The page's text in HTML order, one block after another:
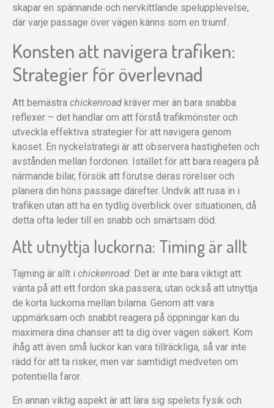
skapar en spännande och nervkittlande spelupplevelse,
där varje passage över vägen känns som en triumf.
Konsten att navigera trafiken:
Strategier för överlevnad
Att bemästra chickenroad kräver mer än bara snabba
reflexer – det handlar om att förstå trafikmönster och
utveckla effektiva strategier för att navigera genom
kaoset. En nyckelstrategi är att observera hastigheten och
avstånden mellan fordonen. Istället för att bara reagera på
närmande bilar, försök att förutse deras rörelser och
planera din höns passage därefter. Undvik att rusa in i
trafiken utan att ha en tydlig överblick över situationen, då
detta ofta leder till en snabb och smärtsam död.
Att utnyttja luckorna: Timing är allt
Tajming är allt i chickenroad. Det är inte bara viktigt att
vänta på att ett fordon ska passera, utan också att utnyttja
de korta luckorna mellan bilarna. Genom att vara
uppmärksam och snabbt reagera på öppningar kan du
maximera dina chanser att ta dig över vägen säkert. Kom
ihåg att även små luckor kan vara tillräckliga, så var inte
rädd för att ta risker, men var samtidigt medveten om
potentiella faror.
En annan viktig aspekt är att lära sig spelets fysik och